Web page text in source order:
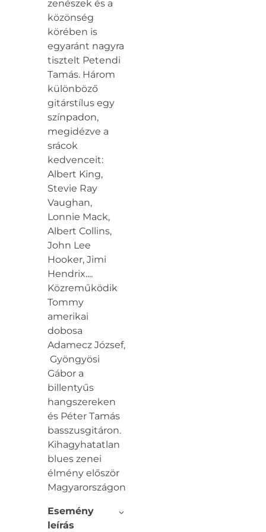
zenészek és a
közönség
körében is
egyaránt nagyra
tisztelt Petendi
Tamás. Három
különböző
gitárstílus egy
színpadon,
megidézve a
srácok
kedvenceit:
Albert King,
Stevie Ray
Vaughan,
Lonnie Mack,
Albert Collins,
John Lee
Hooker, Jimi
Hendrix....
Közreműködik
Tommy
amerikai
dobosa
Adamecz József,
Gyöngyösi
Gábor a
billentyűs
hangszereken
és Péter Tamás
basszusgitáron.
Kihagyhatatlan
blues zenei
élmény először
Magyarországon!
Esemény
leírás